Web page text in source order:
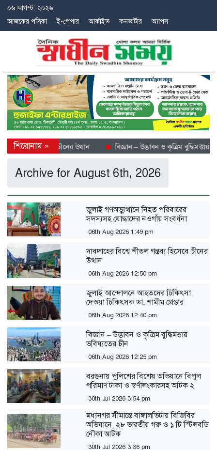
০৬ আগস্ট, ২০২৬
আজকের পত্রিকা
ই-পেপার আর্কাইভ কনভার্টার অ্যাপস
গন্তব্য হিসেবে চীনের উত্থান বিজ্ঞান – উদ্ভাবন ও কৃত্রিম বুদ্ধিমত্তায়
Archive for August 6th, 2026
জুলাই গণঅভ্যুত্থানে নিহত পরিবারের
সদস্যসহ যোদ্ধাদের নওগাঁয় সংবর্ধনা
06th Aug 2026 1:49 pm
দাবদাহের বিশ্বে শীতল গন্তব্য হিসেবে চীনের
উত্থান
06th Aug 2026 12:50 pm
জুলাই আন্দোলনে আহতদের চিকিৎসা
দেওয়া চিকিৎসক ডা. শামীম গ্রেপ্তার
06th Aug 2026 12:40 pm
বিজ্ঞান – উদ্ভাবন ও কৃত্রিম বুদ্ধিমত্তায়
ভবিষ্যতের চীন
06th Aug 2026 12:25 pm
বরগুনায় পুলিশের বিশেষ অভিযানে বিপুল
পরিমাণ টাকা ও স্বর্ণালংকারসহ আটক ২
30th Jul 2026 3:54 pm
মধ্যনগর সীমান্তে বাঙ্গালভিটায় বিজিবির
অভিযানে, ২৮ ভারতীয় গরু ও ১ টি স্টিলবডি
নৌকা আটক
30th Jul 2026 3:36 pm